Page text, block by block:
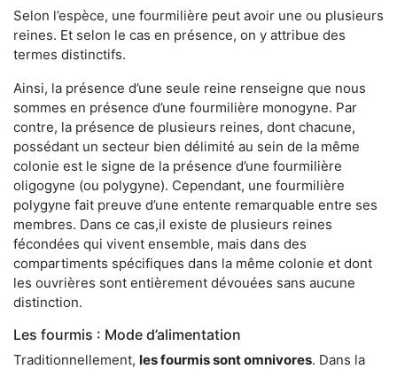
Selon l’espèce, une fourmilière peut avoir une ou plusieurs
reines. Et selon le cas en présence, on y attribue des
termes distinctifs.
Ainsi, la présence d’une seule reine renseigne que nous
sommes en présence d’une fourmilière monogyne. Par
contre, la présence de plusieurs reines, dont chacune,
possédant un secteur bien délimité au sein de la même
colonie est le signe de la présence d’une fourmilière
oligogyne (ou polygyne). Cependant, une fourmilière
polygyne fait preuve d’une entente remarquable entre ses
membres. Dans ce cas,il existe de plusieurs reines
fécondées qui vivent ensemble, mais dans des
compartiments spécifiques dans la même colonie et dont
les ouvrières sont entièrement dévouées sans aucune
distinction.
Les fourmis : Mode d’alimentation
Traditionnellement, les fourmis sont omnivores. Dans la